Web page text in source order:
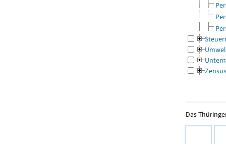
Zensus
Das